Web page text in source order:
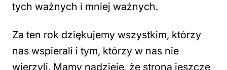
tych ważnych i mniej ważnych.
Za ten rok dziękujemy wszystkim, którzy
nas wspierali i tym, którzy w nas nie
wierzyli. Mamy nadzieję, że strona jeszcze